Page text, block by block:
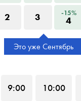
2 3 -15%
4
Это уже Сентябрь
9:00 10:00